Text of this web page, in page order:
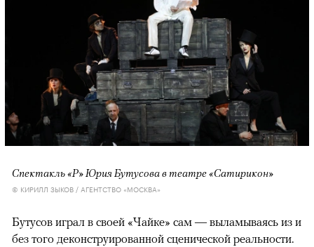
Спектакль «Р» Юрия Бутусова в театре «Сатирикон»
© КИРИЛЛ ЗЫКОВ / АГЕНТСТВО «МОСКВА»
Бутусов играл в своей «Чайке» сам — выламываясь из и
без того деконструированной сценической реальности.